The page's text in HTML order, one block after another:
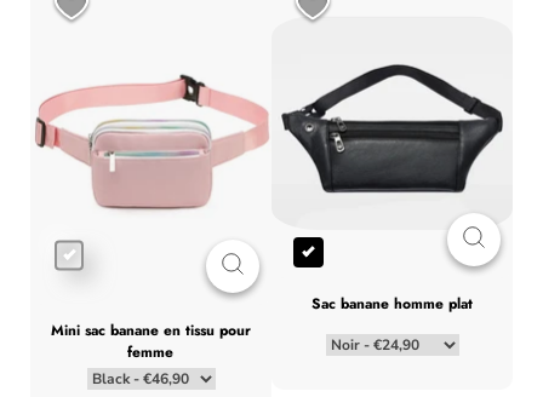
mini sac banane en tissu pour
femme
sac banane homme plat